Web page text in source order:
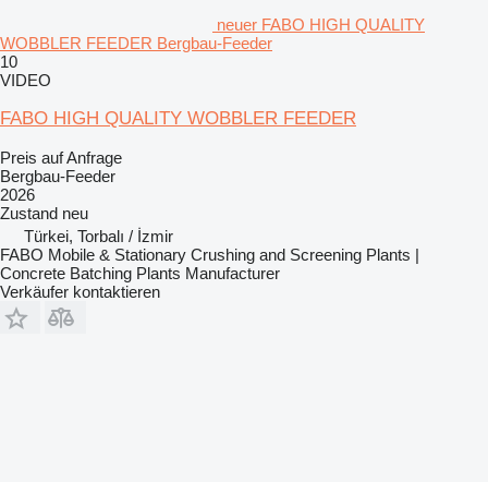
neuer FABO HIGH QUALITY
WOBBLER FEEDER Bergbau-Feeder
10
VIDEO
FABO HIGH QUALITY WOBBLER FEEDER
Preis auf Anfrage
Bergbau-Feeder
2026
Zustand neu
Türkei, Torbalı / İzmir
FABO Mobile & Stationary Crushing and Screening Plants |
Concrete Batching Plants Manufacturer
Verkäufer kontaktieren